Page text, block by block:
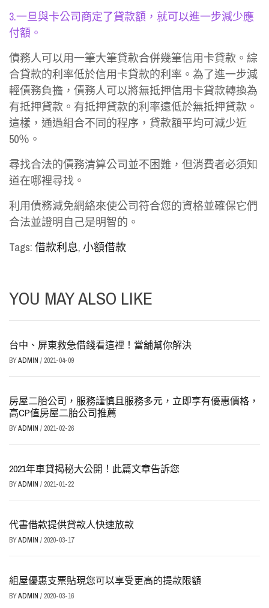
3.一旦與卡公司商定了貸款額，就可以進一步減少應
付額。
債務人可以用一筆大筆貸款合併幾筆信用卡貸款。綜
合貸款的利率低於信用卡貸款的利率。為了進一步減
輕債務負擔，債務人可以將無抵押信用卡貸款轉換為
有抵押貸款。有抵押貸款的利率遠低於無抵押貸款。
這樣，通過組合不同的程序，貸款額平均可減少近
50％。
尋找合法的債務清算公司並不困難，但消費者必須知
道在哪裡尋找。
利用債務減免網絡來使公司符合您的資格並確保它們
合法並證明自己是明智的。
Tags: 借款利息, 小額借款
YOU MAY ALSO LIKE
台中、屏東救急借錢看這裡！當舖幫你解決
BYADMIN / 2021-04-09
房屋二胎公司，服務謹慎且服務多元，立即享有優惠價格，
高CP值房屋二胎公司推薦
BYADMIN / 2021-02-26
2021年車貸揭秘大公開！此篇文章告訴您
BYADMIN / 2021-01-22
代書借款提供貸款人快速放款
BYADMIN / 2020-03-17
組屋優惠支票貼現您可以享受更高的提款限額
BYADMIN / 2020-03-16